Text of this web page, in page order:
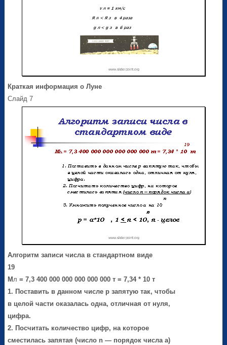
Краткая информация о Луне
Слайд 7
Алгоритм записи числа в стандартном виде
19
Мл= 7,3 400 000 000 000 000 000 т = 7,34 * 10 т
1. Поставить в данном числе p запятую так, чтобы
в целой части оказалась одна, отличная от нуля,
цифра.
2. Посчитать количество цифр, на которое
сместилась запятая (число n — порядок числаa)